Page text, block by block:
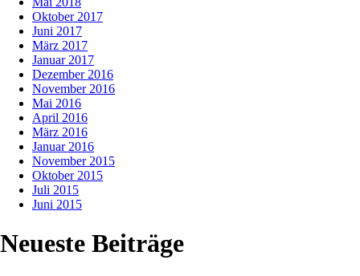
Oktober 2017
Juni 2017
März 2017
Januar 2017
Dezember 2016
November 2016
Mai 2016
April 2016
März 2016
Januar 2016
November 2015
Oktober 2015
Juli 2015
Juni 2015
Neueste Beiträge